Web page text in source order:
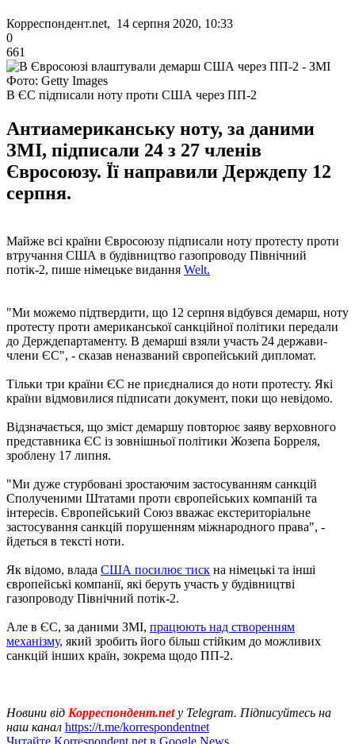
Корреспондент.net, 14 серпня 2020, 10:33
0
661
Фото: Getty Images
В ЄС підписали ноту проти США через ПП-2
Антиамериканську ноту, за даними
ЗМІ, підписали 24 з 27 членів
Євросоюзу. Її направили Держдепу 12
серпня.
Майже всі країни Євросоюзу підписали ноту протесту проти
втручання США в будівництво газопроводу Північний
потік-2, пише німецьке видання Welt.
"Ми можемо підтвердити, що 12 серпня відбувся демарш, ноту
протесту проти американської санкційної політики передали
до Держдепартаменту. В демарші взяли участь 24 держави-
члени ЄС", - сказав неназваний європейський дипломат.
Тільки три країни ЄС не приєдналися до ноти протесту. Які
країни відмовилися підписати документ, поки що невідомо.
Відзначається, що зміст демаршу повторює заяву верховного
представника ЄС із зовнішньої політики Жозепа Борреля,
зроблену 17 липня.
"Ми дуже стурбовані зростаючим застосуванням санкцій
Сполученими Штатами проти європейських компаній та
інтересів. Європейський Союз вважає екстериторіальне
застосування санкцій порушенням міжнародного права", -
йдеться в тексті ноти.
Як відомо, влада США посилює тиск на німецькі та інші
європейські компанії, які беруть участь у будівництві
газопроводу Північний потік-2.
Але в ЄС, за даними ЗМІ, працюють над створенням
механізму, який зробить його більш стійким до можливих
санкцій інших країн, зокрема щодо ПП-2.
Новини від Корреспондент.net у Telegram. Підписуйтесь на
наш канал https://t.me/korrespondentnet
Читайте Korrespondent.net в Google News